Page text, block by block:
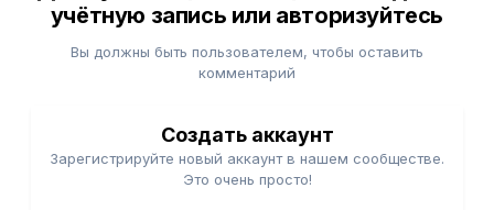
учётную запись или авторизуйтесь
Вы должны быть пользователем, чтобы оставить
комментарий
Создать аккаунт
Зарегистрируйте новый аккаунт в нашем сообществе.
Это очень просто!